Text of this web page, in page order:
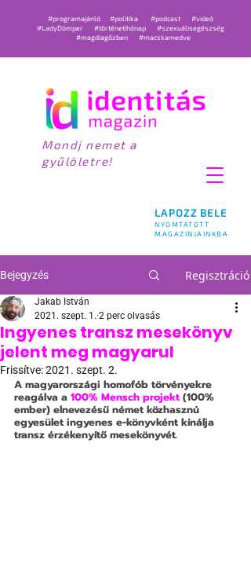
LAPOZZ BELE
NYOMTATOTT
MAGAZINJAINKBA
#programajánló #politika #podcast
#videó
#LadyDömper
#történetihónap
#szexuálisegészség
#magdiagőzben
#macskamedve
Mondj nemet a
gyűlöletre!
Bejegyzés Regisztráció
Ingyenes transz mesekönyv
jelent meg magyarul
Jakab István
2021. szept. 1. 2 perc olvasás
Frissítve:2021. szept. 2.
A magyarországi homofób törvényekre
reagálva a 100% Mensch projekt (100%
ember) elnevezésű német közhasznú
egyesület ingyenes e-könyvként kínálja
transz érzékenyítő mesekönyvét.